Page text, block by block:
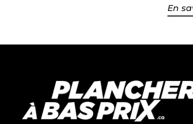
En